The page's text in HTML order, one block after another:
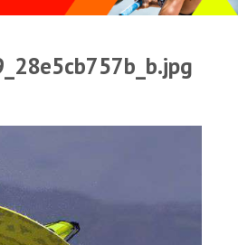
тур Ганет Синай
Новости